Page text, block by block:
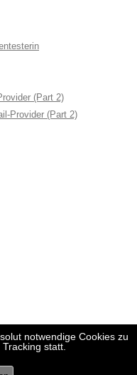
(Part 2)
Provider (Part 2)
notwendige Cookies zu
statt.